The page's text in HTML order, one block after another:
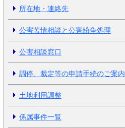
所在地・連絡先
公害苦情相談と公害紛争処理
公害相談窓口
調停、裁定等の申請手続のご案内
土地利用調整
係属事件一覧